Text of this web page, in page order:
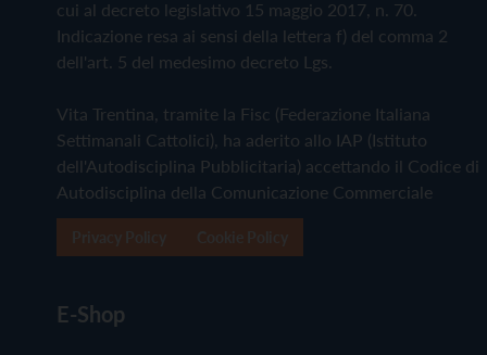
cui al decreto legislativo 15 maggio 2017, n. 70.
Indicazione resa ai sensi della lettera f) del comma 2
dell'art. 5 del medesimo decreto Lgs.
Vita Trentina, tramite la Fisc (Federazione Italiana
Settimanali Cattolici), ha aderito allo IAP (Istituto
dell'Autodisciplina Pubblicitaria) accettando il Codice di
Autodisciplina della Comunicazione Commerciale
E-Shop